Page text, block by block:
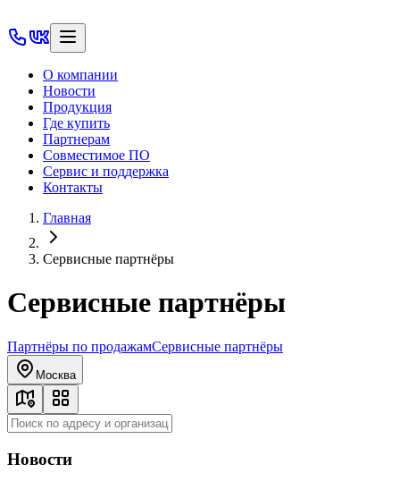
О компании
Новости
Продукция
Где купить
Партнерам
Совместимое ПО
Сервис и поддержка
Контакты
Главная
Сервисные партнёры
Сервисные партнёры
Партнёры по продажамСервисные партнёры
Москва
Новости